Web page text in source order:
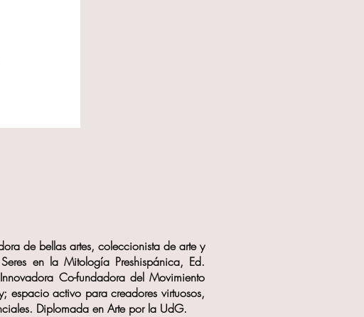
de bellas artes, coleccionista de arte y
en la Mitología Preshispánica, Ed.
Co-fundadora del Movimiento
espacio activo para creadores virtuosos,
Diplomada en Arte por la UdG.